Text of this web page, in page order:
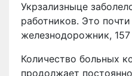
Укрзализныце
работников. Это
железнодорожник,
Количество больных
продолжает